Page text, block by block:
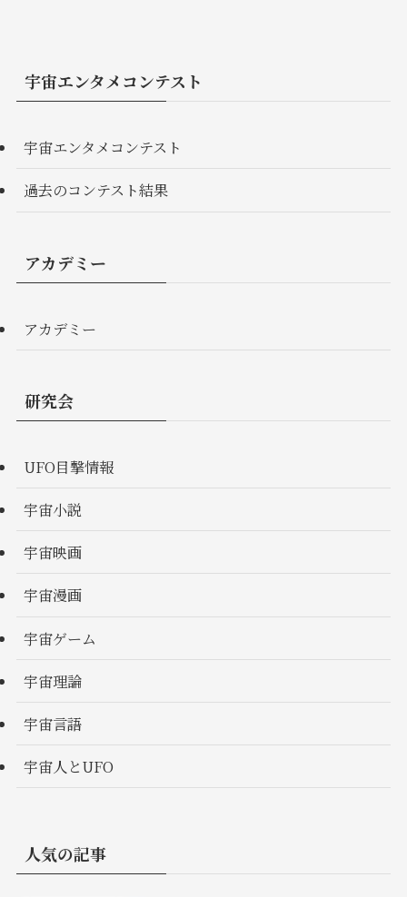
宇宙エンタメコンテスト
宇宙エンタメコンテスト
過去のコンテスト結果
アカデミー
アカデミー
研究会
UFO目撃情報
宇宙小説
宇宙映画
宇宙漫画
宇宙ゲーム
宇宙理論
宇宙言語
宇宙人とUFO
人気の記事